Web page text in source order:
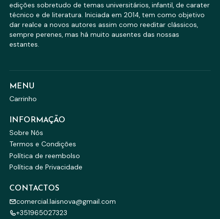
edições sobretudo de temas universitários, infantil, de carater
técnico e de literatura. Iniciada em 2014, tem como objetivo
dar realce a novos autores assim como reeditar clássicos,
sempre perenes, mas há muito ausentes das nossas
estantes.
MENU
Carrinho
INFORMAÇÃO
Sobre Nós
Termos e Condições
Política de reembolso
Política de Privacidade
CONTACTOS
comercial.laisnova@gmail.com
+351965027323